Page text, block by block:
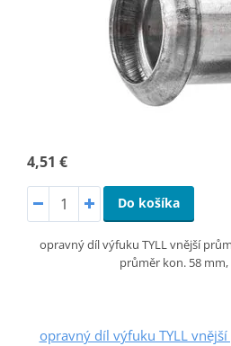
4,51 €
Do košíka
opravný díl výfuku TYLL vnější
průměr kon. 58
opravný díl výfuku TYLL